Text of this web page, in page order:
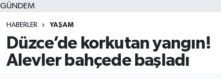
GÜNDEM
HABERLER YAŞAM
Düzce’de korkutan yangın!
Alevler bahçede başladı